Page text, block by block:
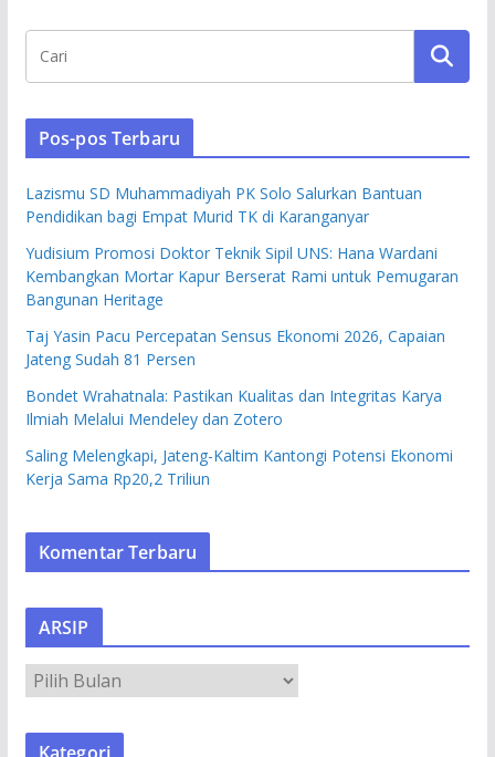
Pos-pos Terbaru
Lazismu SD Muhammadiyah PK Solo Salurkan Bantuan
Pendidikan bagi Empat Murid TK di Karanganyar
Yudisium Promosi Doktor Teknik Sipil UNS: Hana Wardani
Kembangkan Mortar Kapur Berserat Rami untuk Pemugaran
Bangunan Heritage
Taj Yasin Pacu Percepatan Sensus Ekonomi 2026, Capaian
Jateng Sudah 81 Persen
Bondet Wrahatnala: Pastikan Kualitas dan Integritas Karya
Ilmiah Melalui Mendeley dan Zotero
Saling Melengkapi, Jateng-Kaltim Kantongi Potensi Ekonomi
Kerja Sama Rp20,2 Triliun
Komentar Terbaru
ARSIP
R
S